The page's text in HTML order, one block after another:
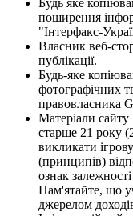
поширення
"Інтерфакс-
Власник веб-
публікації.
Будь-яке
фотографічних
правовласника
Матеріали сайту
старше 21 року
викликати
(принципів)
ознак
Пам'ятайте, що
джерелом